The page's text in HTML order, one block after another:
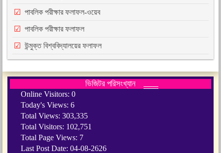
পাবলিক পরীক্ষার ফলাফল-ওয়েব
পাবলিক পরীক্ষার ফলাফল
উন্মুক্ত বিশ্ববিদ্যালয়ের ফলাফল
ভিজিটর পরিসংখ্যান
Online Visitors: 0
Today's Views: 6
Total Views: 303,335
Total Visitors: 102,751
Total Page Views: 7
Last Post Date: 04-08-2626